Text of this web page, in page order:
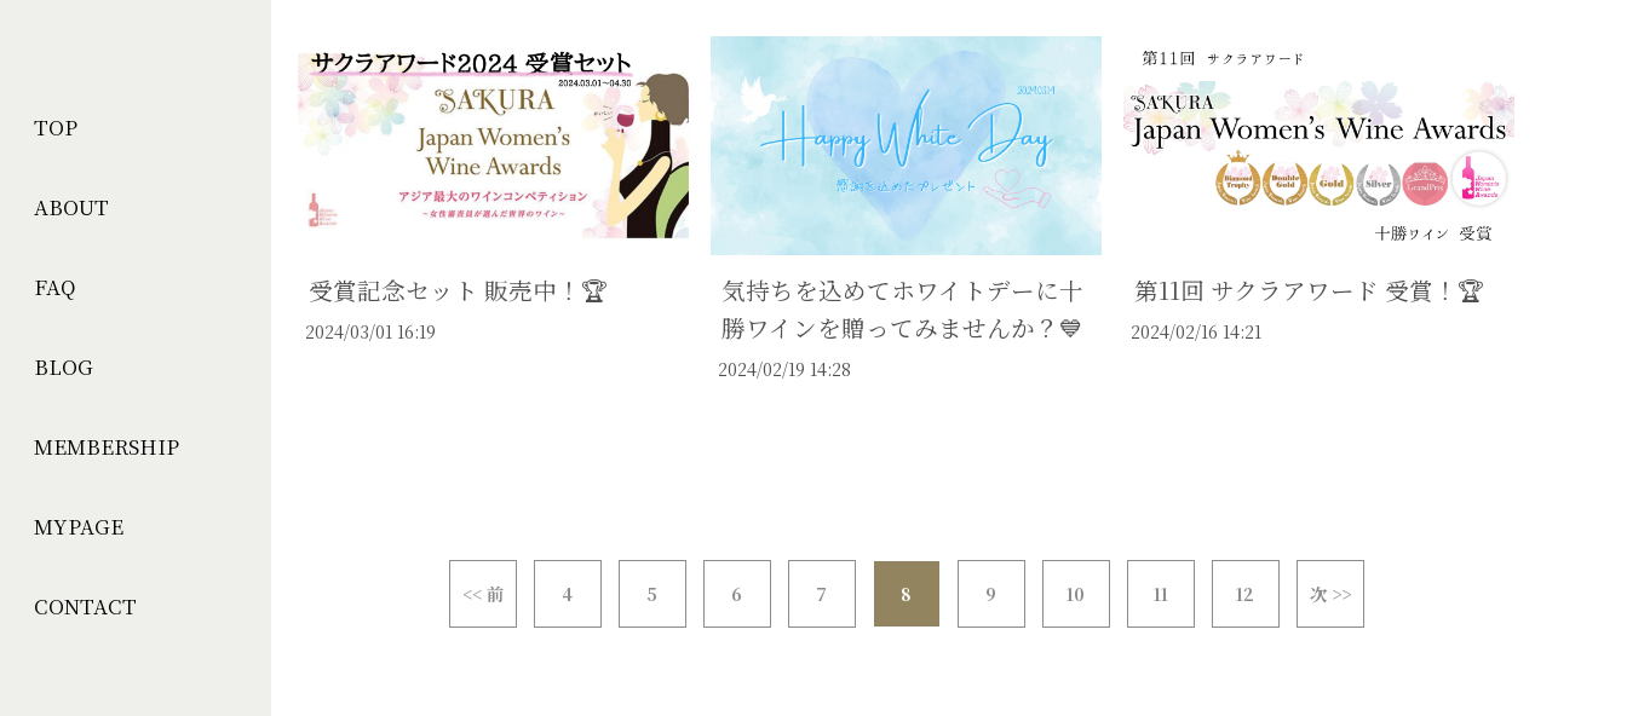
TOP
ABOUT
FAQ
BLOG
MEMBERSHIP
MYPAGE
CONTACT
受賞記念セット 販売中！🏆
2024/03/01 16:19
気持ちを込めてホワイトデーに十
勝ワインを贈ってみませんか？💙
2024/02/19 14:28
第11回 サクラアワード 受賞！🏆
2024/02/16 14:21
<< 前 4 5 6 7 8 9 10 11 12 次 >>